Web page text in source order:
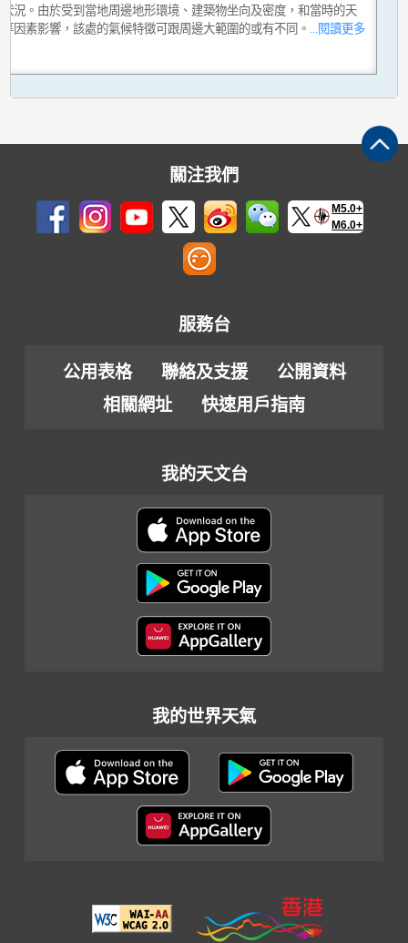
況。由於受到當地周邊地形環境、建築物坐向及密度，和當時的天
因素影響，該處的氣候特徵可跟周邊大範圍的或有不同。
...閱讀更多
關注我們
M5.0+
M6.0+
服務台
公用表格 聯絡及支援
公開資料
相關網址
快速用戶指南
我的天文台
我的世界天氣